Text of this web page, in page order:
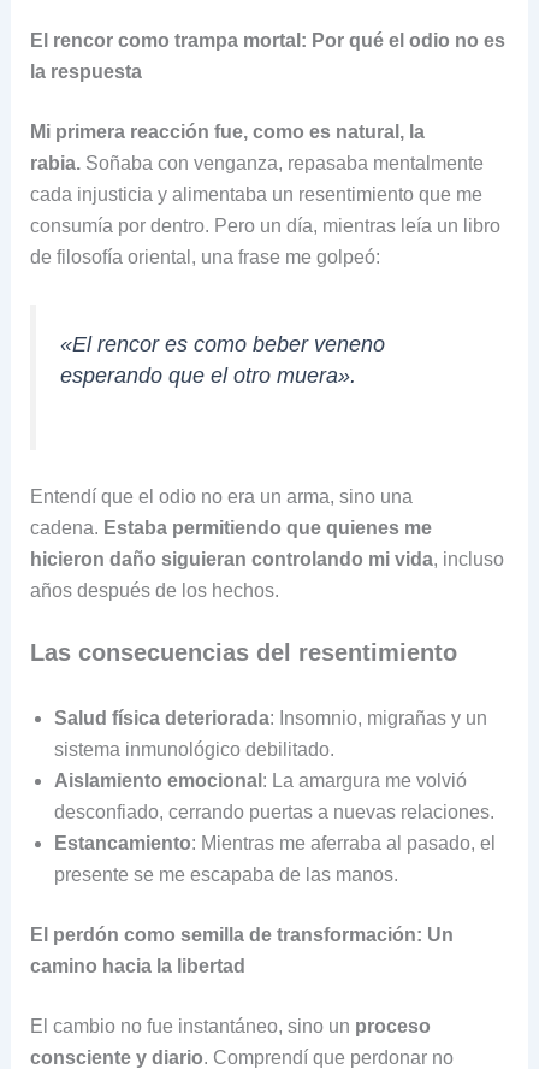
El rencor como trampa mortal: Por qué el odio no es
la respuesta
Mi primera reacción fue, como es natural, la
rabia.Soñaba con venganza, repasaba mentalmente
cada injusticia y alimentaba un resentimiento que me
consumía por dentro. Pero un día, mientras leía un libro
de filosofía oriental, una frase me golpeó:
«El rencor es como beber veneno
esperando que el otro muera».
Entendí que el odio no era un arma, sino una
cadena. Estaba permitiendo que quienes me
hicieron daño siguieran controlando mi vida, incluso
años después de los hechos.
Las consecuencias del resentimiento
Salud física deteriorada: Insomnio, migrañas y un
sistema inmunológico debilitado.
Aislamiento emocional : La amargura me volvió
desconfiado, cerrando puertas a nuevas relaciones.
Estancamiento: Mientras me aferraba al pasado, el
presente se me escapaba de las manos.
El perdón como semilla de transformación: Un
camino hacia la libertad
El cambio no fue instantáneo, sino un proceso
consciente y diario. Comprendí que perdonar no